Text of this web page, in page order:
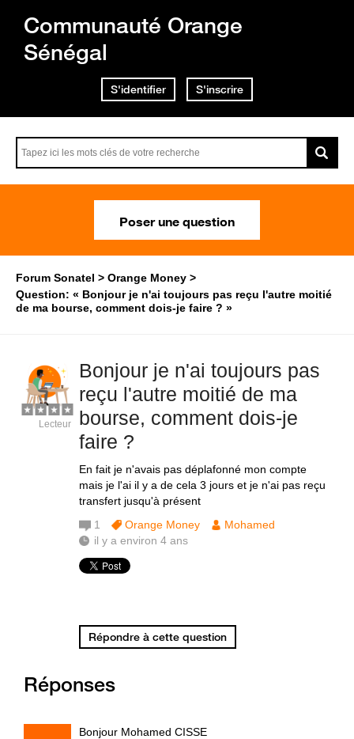
Communauté Orange
Sénégal
S'identifier S'inscrire
Poser une question
Forum Sonatel
Orange Money
Question: « Bonjour je n'ai toujours pas reçu l'autre moitié
de ma bourse, comment dois-je faire ? »
Bonjour je n'ai toujours pas
reçu l'autre moitié de ma
bourse, comment dois-je
faire ?
En fait je n'avais pas déplafonné mon compte
mais je l'ai il y a de cela 3 jours et je n'ai pas reçu
transfert jusqu'à présent
Lecteur
1 Orange Money
Mohamed
il y a environ 4 ans
Répondre à cette question
Réponses
Bonjour Mohamed CISSE